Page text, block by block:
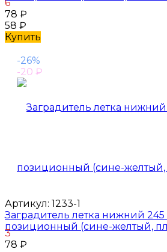
6
78 ₽
58 ₽
Купить
-26%
-20 ₽
Артикул: 1233-1
Заградитель летка нижний
позиционный (сине-желтый,
3
78 ₽